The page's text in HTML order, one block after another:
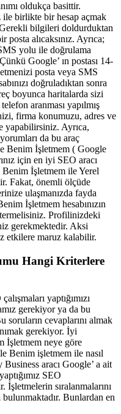
oldukça basittir.
ile birlikte bir hesap açmak
bilgileri doldurduktan
alıcaksınız. Ayrıca;
yolu ile doğrulama
Google’ ın postası 14-
posta veya SMS
doğruladıktan sonra
boyunca haritalarda sizi
aranması yapılmış
firma konumuzu, adres ve
yapabilirsiniz. Ayrıca,
da bu araç
Benim İşletmem ( Google
için en iyi SEO aracı
Benim İşletmem ile Yerel
Fakat, önemli ölçüde
ulaşmanızda fayda
İşletmem hesabınızın
Profilinizdeki
gerekmektedir. Aksi
etkilere maruz kalabilir.
Hangi Kriterlere
yaptığımızı
gerekiyor ya da bu
soruların cevaplarını almak
gerekiyor. İyi
İşletmem neye göre
Benim işletmem ile nasıl
aracı Google’ a ait
SEO
İşletmelerin sıralanmalarını
Bunlardan en